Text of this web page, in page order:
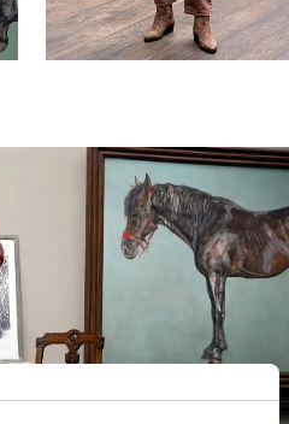
BULLETIN
pour
nos dernières
et recevez des